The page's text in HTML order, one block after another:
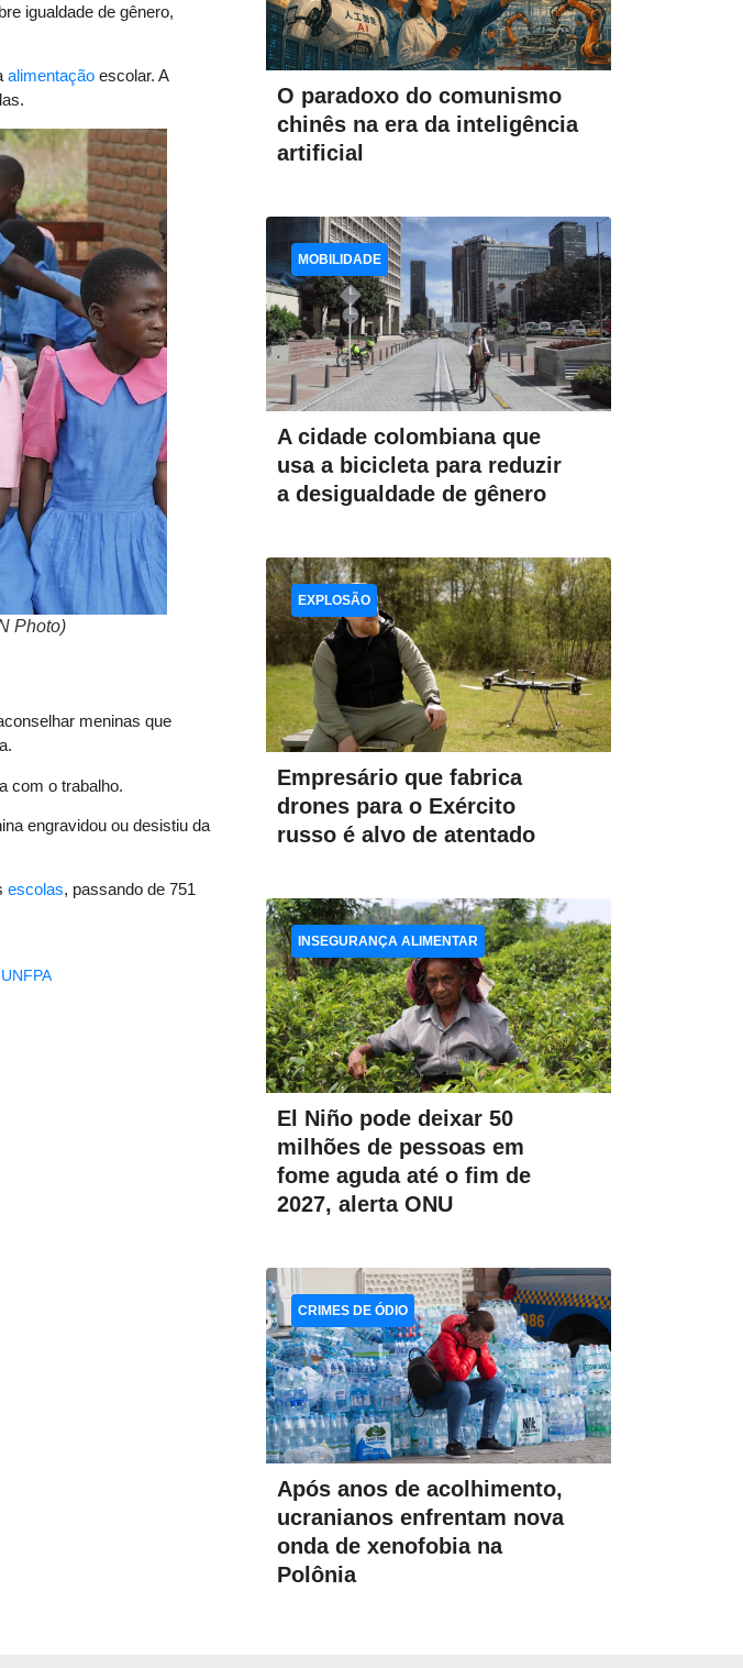
igualdade de gênero,
alimentação escolar. A
Photo)
meninas que
com o trabalho.
engravidou ou desistiu da
escolas, passando de 751
UNFPA
O paradoxo do comunismo
chinês na era da inteligência
artificial
A cidade colombiana que
usa a bicicleta para reduzir
a desigualdade de gênero
MOBILIDADE
Empresário que fabrica
drones para o Exército
russo é alvo de atentado
EXPLOSÃO
El Niño pode deixar 50
milhões de pessoas em
fome aguda até o fim de
2027, alerta ONU
INSEGURANÇA ALIMENTAR
Após anos de acolhimento,
ucranianos enfrentam nova
onda de xenofobia na
Polônia
CRIMES DE ÓDIO